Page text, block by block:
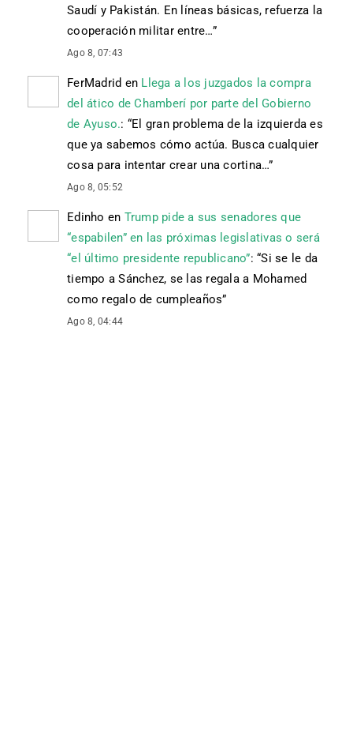
Saudí y Pakistán. En líneas básicas, refuerza la
cooperación militar entre…”
Ago 8, 07:43
FerMadrid en Llega a los juzgados la compra
del ático de Chamberí por parte del Gobierno
de Ayuso.: “El gran problema de la izquierda es
que ya sabemos cómo actúa. Busca cualquier
cosa para intentar crear una cortina…”
Ago 8, 05:52
Edinho en Trump pide a sus senadores que
“espabilen” en las próximas legislativas o será
“el último presidente republicano”: “Si se le da
tiempo a Sánchez, se las regala a Mohamed
como regalo de cumpleaños”
Ago 8, 04:44